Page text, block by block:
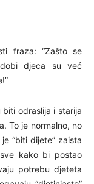
fraza: “Zašto se
djeca su već
odraslija i starija
To je normalno, no
“biti dijete” zaista
kako bi postao
potrebu djeteta